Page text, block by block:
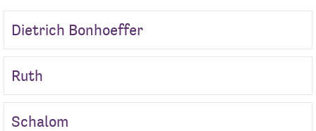
Dietrich Bonhoeffer
Ruth
Schalom